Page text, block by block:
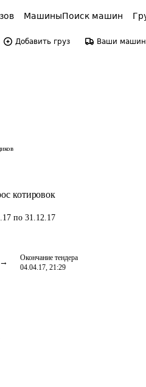
МашиныПоиск машин
Добавить груз Ваши
котировок
по 31.12.17
Окончание тендера
04.04.17, 21:29